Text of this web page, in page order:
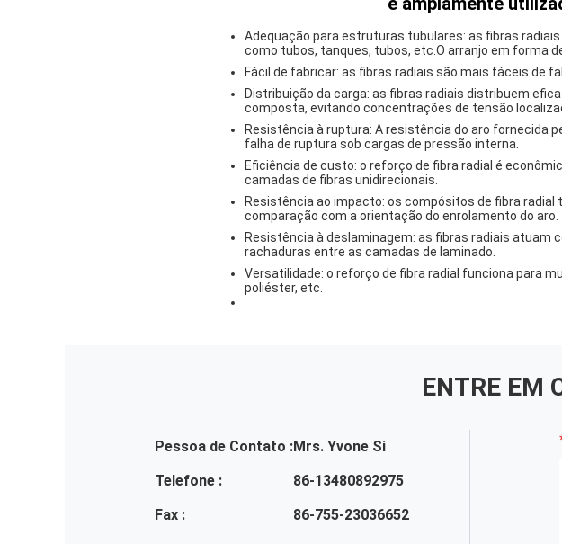
Adequação para estruturas tubulares: as fibras
como tubos, tanques, tubos, etc.O arranjo em forma
Fácil de fabricar: as fibras radiais são mais fáceis de
Distribuição da carga: as fibras radiais distribuem
composta, evitando concentrações de tensão
Resistência à ruptura: A resistência do aro fornecida
falha de ruptura sob cargas de pressão interna.
Eficiência de custo: o reforço de fibra radial é
camadas de fibras unidirecionais.
Resistência ao impacto: os compósitos de fibra
comparação com a orientação do enrolamento do aro.
Resistência à deslaminagem: as fibras radiais atuam
rachaduras entre as camadas de laminado.
Versatilidade: o reforço de fibra radial funciona para
poliéster, etc.
ENTRE EM
Pessoa de Contato :Mrs. Yvone Si
Telefone :
86-13480892975
Fax :
86-755-23036652